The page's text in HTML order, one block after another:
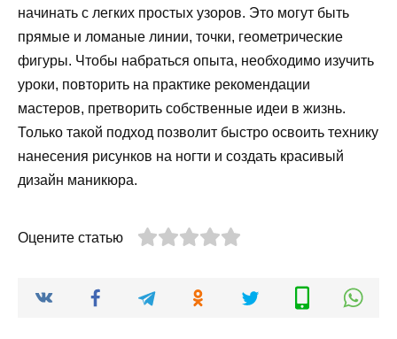
начинать с легких простых узоров. Это могут быть
прямые и ломаные линии, точки, геометрические
фигуры. Чтобы набраться опыта, необходимо изучить
уроки, повторить на практике рекомендации
мастеров, претворить собственные идеи в жизнь.
Только такой подход позволит быстро освоить технику
нанесения рисунков на ногти и создать красивый
дизайн маникюра.
Оцените статью